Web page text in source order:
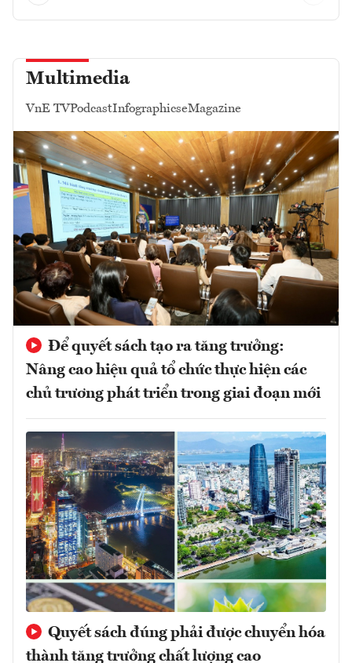
Multimedia
VnE TVPodcastInfographicseMagazine
Để quyết sách tạo ra tăng trưởng:
Nâng cao hiệu quả tổ chức thực hiện các
chủ trương phát triển trong giai đoạn mới
Quyết sách đúng phải được chuyển hóa
thành tăng trưởng chất lượng cao